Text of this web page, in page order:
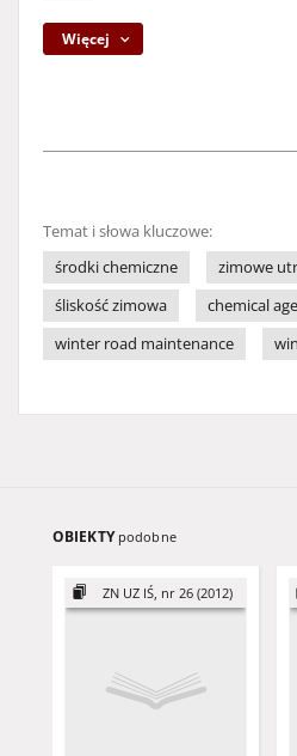
Więcej
Temat i słowa kluczowe:
środki chemiczne
zimowe
śliskość zimowa
chemical
winter road maintenance
OBIEKTY podobne
ZN UZ IŚ, nr 26 (2012)